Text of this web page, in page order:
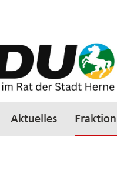
Aktuelles Fraktion
Bezirksfraktionen Wanne